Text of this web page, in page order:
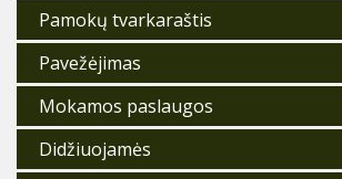
Pamokų tvarkaraštis
Pavežėjimas
Mokamos paslaugos
Didžiuojamės